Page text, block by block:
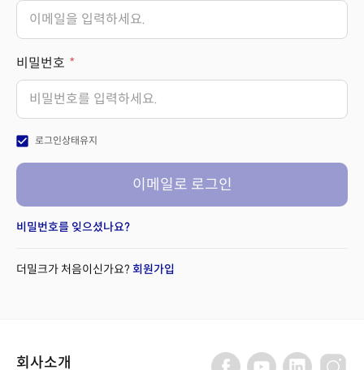
비밀번호
check_box 로그인상태유지
이메일로 로그인
비밀번호를 잊으셨나요?
더밀크가 처음이신가요? 회원가입
회사소개